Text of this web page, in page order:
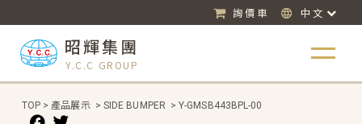
詢價車 中文
昭輝集團
Y.C.C GROUP
TOP > 產品展示 > SIDE BUMPER > Y-GMSB443BPL-00